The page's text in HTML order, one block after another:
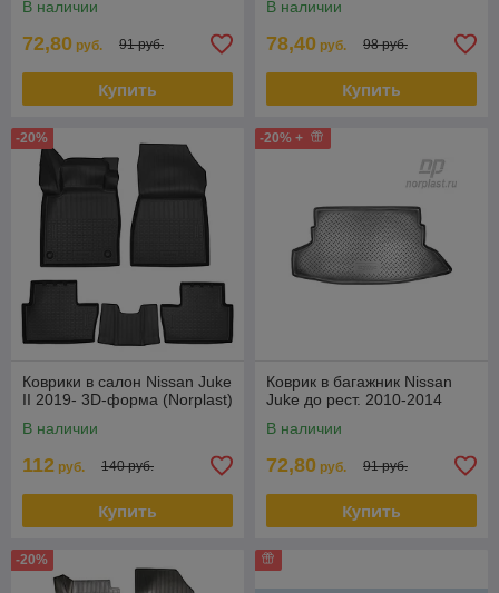
В наличии
72,80 руб. 91 руб.
Купить
В наличии
78,40 руб. 98 руб.
Купить
-20%
Коврики в салон Nissan Juke
II 2019- 3D-форма (Norplast)
В наличии
112 руб. 140 руб.
Купить
-20% +
Коврик в багажник Nissan
Juke до рест. 2010-2014
В наличии
72,80 руб. 91 руб.
Купить
-20%